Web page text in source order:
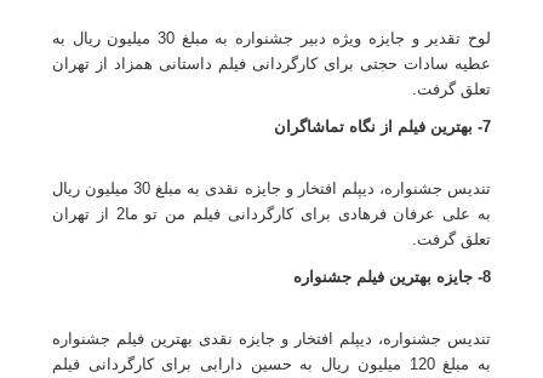
لوح تقدیر و جایزه ویژه دبیر جشنواره به مبلغ 30 میلیون ريال به
عطیه سادات حجتی برای کارگردانی فیلم داستانی همزاد از تهران
تعلق گرفت.
7- بهترین فیلم از نگاه تماشاگران
تندیس جشنواره، دیپلم افتخار و جایزه نقدی به مبلغ 30 میلیون ريال
به علی عرفان فرهادی برای کارگردانی فیلم من تو ما2 از تهران
تعلق گرفت.
8- جایزه بهترین فیلم جشنواره
تندیس جشنواره، دیپلم افتخار و جایزه نقدی بهترین فیلم جشنواره
به مبلغ 120 میلیون ريال به حسین دارابی برای کارگردانی فیلم